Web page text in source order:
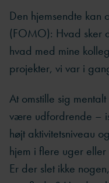
Den hjemsendte kan
(FOMO): Hvad sker
hvad med mine
projekter, vi var i
At omstille sig
være udfordrende –
højt aktivitetsniveau
hjem i flere uger
Er der slet ikke